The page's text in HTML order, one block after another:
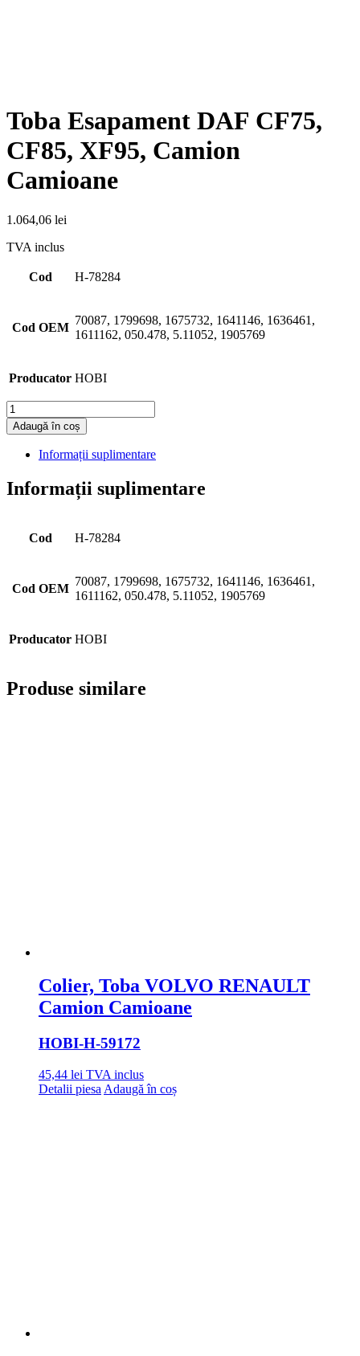
Toba Esapament DAF CF75,
CF85, XF95, Camion
Camioane
1.064,06 lei
TVA inclus
Cod H-78284
Cod OEM
70087, 1799698, 1675732, 1641146, 1636461,
1611162, 050.478, 5.11052, 1905769
Producator HOBI
Cantitate
Adaugă în coș
Informații suplimentare
Informații suplimentare
Cod H-78284
Cod OEM
70087, 1799698, 1675732, 1641146, 1636461,
1611162, 050.478, 5.11052, 1905769
Producator HOBI
Produse similare
Colier, Toba VOLVO RENAULT
Camion Camioane
HOBI-H-59172
45,44 lei TVA inclus
Detalii piesa Adaugă în coș